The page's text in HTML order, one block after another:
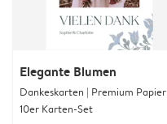
Elegante Blumen
Dankeskarten | Premium Papier
10er Karten-Set